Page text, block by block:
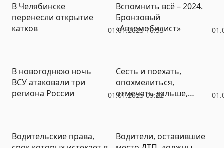
01.01.2025 10:53
В Челябинске
перенесли открытие
катков
Вспомнить всё – 2024.
Бронзовый
«Автомобилист»
01.01.2025 09:22
В новогоднюю ночь
ВСУ атаковали три
региона России
Сесть и поехать,
опохмелиться,
отмечать дальше,
января (ВИДЕО)
Водительские права,
Водители, оставившие